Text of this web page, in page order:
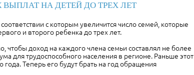
НА ДЕТЕЙ ДО ТРЕХ ЛЕТ
с которым увеличится число семей, которые
и второго ребенка до трех лет.
чтобы доход на каждого члена семьи составлял не более
для трудоспособного населения в регионе. Раньше этот
года. Теперь его будут брать на год обращения